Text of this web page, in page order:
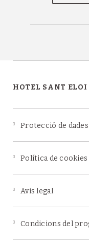
HOTEL SANT ELOI
Protecció de dades
Política de cookies
Avis legal
Condicions del